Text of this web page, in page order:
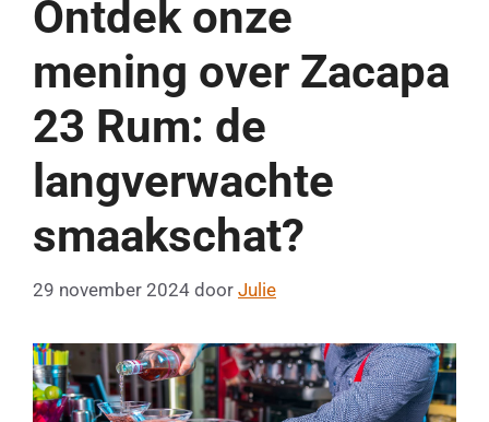
Ontdek onze
mening over Zacapa
23 Rum: de
langverwachte
smaakschat?
29 november 2024 door Julie